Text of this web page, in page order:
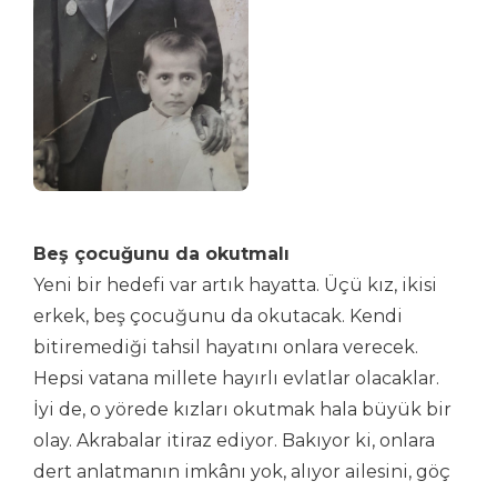
Beş çocuğunu da okutmalı
Yeni bir hedefi var artık hayatta. Üçü kız, ikisi
erkek, beş çocuğunu da okutacak. Kendi
bitiremediği tahsil hayatını onlara verecek.
Hepsi vatana millete hayırlı evlatlar olacaklar.
İyi de, o yörede kızları okutmak hala büyük bir
olay. Akrabalar itiraz ediyor. Bakıyor ki, onlara
dert anlatmanın imkânı yok, alıyor ailesini, göç